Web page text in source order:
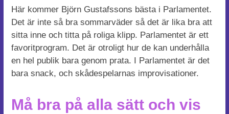
Här kommer Björn Gustafssons bästa i Parlamentet.
Det är inte så bra sommarväder så det är lika bra att
sitta inne och titta på roliga klipp. Parlamentet är ett
favoritprogram. Det är otroligt hur de kan underhålla
en hel publik bara genom prata. I Parlamentet är det
bara snack, och skådespelarnas improvisationer.
Må bra på alla sätt och vis